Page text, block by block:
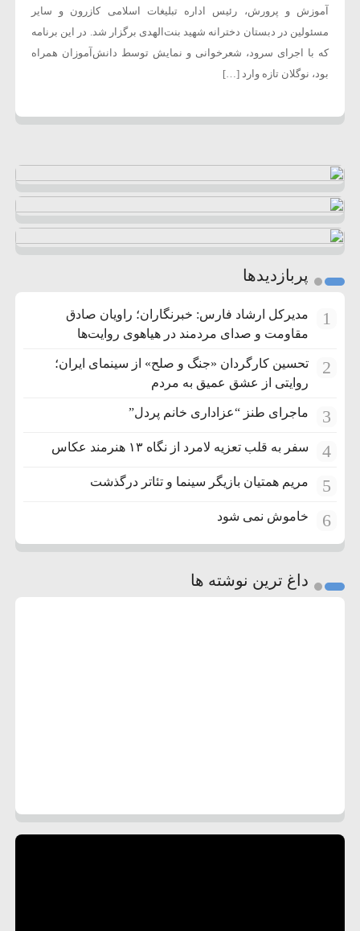
آموزش و پرورش، رئیس اداره تبلیغات اسلامی کازرون و سایر
مسئولین در دبستان دخترانه شهید بنت‌الهدی برگزار شد. در این برنامه
که با اجرای سرود، شعرخوانی و نمایش توسط دانش‌آموزان همراه
بود، نوگلان تازه وارد […]
پربازدیدها
1
مدیرکل ارشاد فارس: خبرنگاران؛ راویان صادق
مقاومت و صدای مردمند در هیاهوی روایت‌ها
2
تحسین کارگردان «جنگ و صلح» از سینمای ایران؛
روایتی از عشق عمیق به مردم
3 ماجرای طنز “عزاداری خانم پردل”
4 سفر به قلب تعزیه لامرد از نگاه ۱۳ هنرمند عکاس
5 مریم همتیان بازیگر سینما و تئاتر درگذشت
6 خاموش نمی شود
داغ ترین نوشته ها